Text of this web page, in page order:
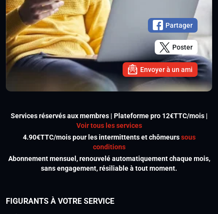
Partager
Poster
Envoyer à un ami
Services réservés aux membres | Plateforme pro 12€TTC/mois |
Voir tous les services
4.90€TTC/mois pour les intermittents et chômeurssous
conditions
Abonnement mensuel, renouvelé automatiquement chaque mois,
sans engagement, résiliable à tout moment.
FIGURANTS À VOTRE SERVICE